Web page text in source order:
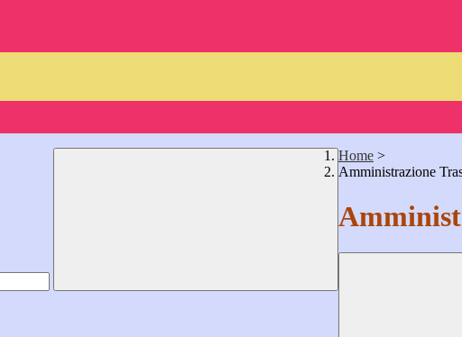
Home >
Amministrazione